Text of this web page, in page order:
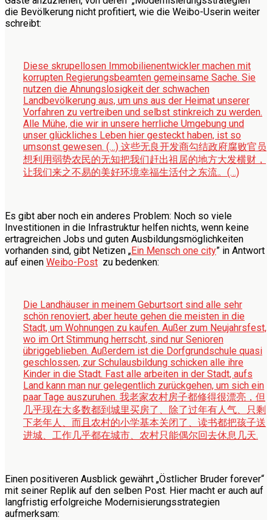
die Bevölkerung nicht profitiert, wie die Weibo-Userin weiter
schreibt:
Diese skrupellosen Immobilienentwickler machen mit
korrupten Regierungsbeamten gemeinsame Sache. Sie
nutzen die Ahnungslosigkeit der schwachen
Landbevölkerung aus, um uns aus der Heimat unserer
Vorfahren zu vertreiben und selbst stinkreich zu werden.
Alle Mühe, die wir in unsere herrliche Umgebung und
unser glückliches Leben hier gesteckt haben, ist so
umsonst gewesen. (…) 这些无良开发商勾结政府腐败官员
想利用弱势农民的无知把我们赶出祖居的地方大发横财，
让我们来之不易的美好环境幸福生活付之东流。(…)
Es gibt aber noch ein anderes Problem: Noch so viele
Investitionen in die Infrastruktur helfen nichts, wenn keine
ertragreichen Jobs und guten Ausbildungsmöglichkeiten
vorhanden sind, gibt Netizen „Ein Mensch one city” in Antwort
auf einen Weibo-Post zu bedenken:
Die Landhäuser in meinem Geburtsort sind alle sehr
schön renoviert, aber heute gehen die meisten in die
Stadt, um Wohnungen zu kaufen. Außer zum Neujahrsfest,
wo im Ort Stimmung herrscht, sind nur Senioren
übriggeblieben. Außerdem ist die Dorfgrundschule quasi
geschlossen, zur Schulausbildung schicken alle ihre
Kinder in die Stadt. Fast alle arbeiten in der Stadt, aufs
Land kann man nur gelegentlich zurückgehen, um sich ein
paar Tage auszuruhen. 我老家农村房子都修得很漂亮，但
几乎现在大多数都到城里买房了、除了过年有人气、只剩
下老年人、而且农村的小学基本关闭了、读书都把孩子送
进城、工作几乎都在城市、农村只能偶尔回去休息几天.
Einen positiveren Ausblick gewährt „Östlicher Bruder forever“
mit seiner Replik auf den selben Post. Hier macht er auch auf
langfristig erfolgreiche Modernisierungsstrategien
aufmerksam: